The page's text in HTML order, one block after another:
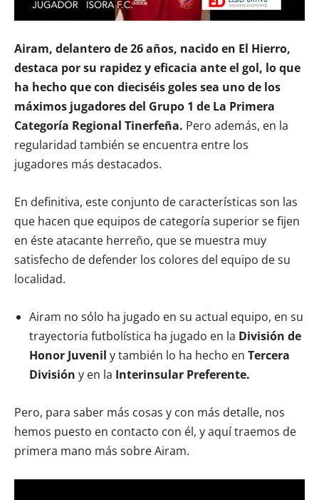
Airam, delantero de 26 años, nacido en El Hierro,
destaca por su rapidez y eficacia ante el gol, lo que
ha hecho que con dieciséis goles sea uno de los
máximos jugadores del Grupo 1 de La Primera
Categoría Regional Tinerfeña. Pero además, en la
regularidad también se encuentra entre los
jugadores más destacados.
En definitiva, este conjunto de características son las
que hacen que equipos de categoría superior se fijen
en éste atacante herreño, que se muestra muy
satisfecho de defender los colores del equipo de su
localidad.
Airam no sólo ha jugado en su actual equipo, en su
trayectoria futbolística ha jugado en la División de
Honor Juvenil y también lo ha hecho en Tercera
División y en la Interinsular Preferente.
Pero, para saber más cosas y con más detalle, nos
hemos puesto en contacto con él, y aquí traemos de
primera mano más sobre Airam.